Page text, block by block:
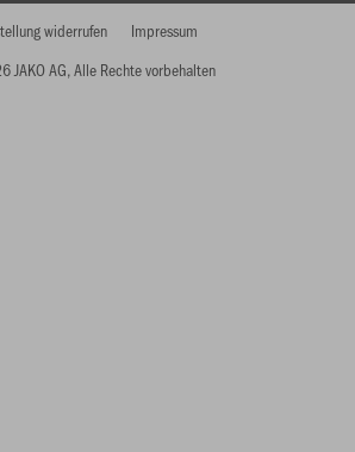
JAKO AG, Alle Rechte vorbehalten
widerrufen Impressum